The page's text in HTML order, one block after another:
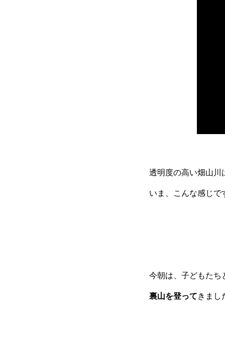
透明度の高い畑山川
いま、こんな感じで
今朝は、子どもたち
裏山を登ってきまし